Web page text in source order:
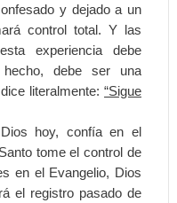
y dejado a un
control total. Y las
experiencia debe
debe ser una
literalmente:“Sigue
hoy, confía en el
tome el control de
en el Evangelio, Dios
el registro pasado de